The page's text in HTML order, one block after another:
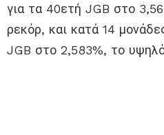
για τα 40ετή JGB στο
ρεκόρ, και κατά 14
JGB στο 2,583%, το